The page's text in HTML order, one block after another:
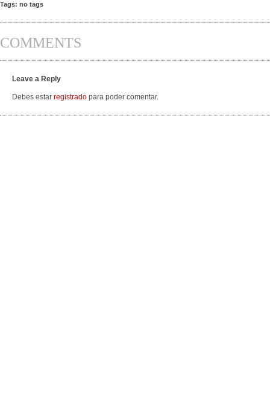
Tags: no tags
COMMENTS
Leave a Reply
Debes estar registrado para poder comentar.